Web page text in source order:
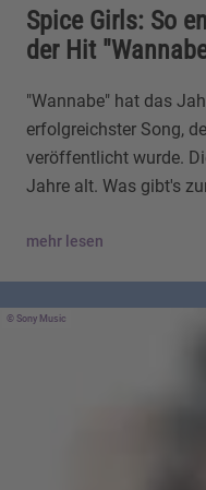
Spice Girls: So
der Hit
"Wannabe" hat das
erfolgreichster Song,
veröffentlicht wurde.
Jahre alt. Was gibt's
mehr lesen
Sony Music